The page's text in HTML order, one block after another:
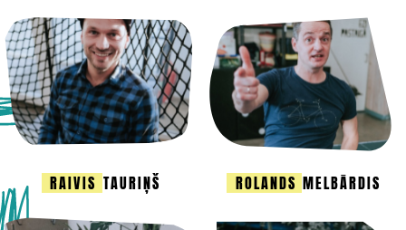
RAIVIS TAURIŅŠ ROLANDS MELBĀRDIS